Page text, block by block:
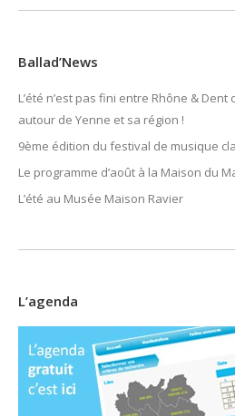
Ballad’News
L’été n’est pas fini entre Rhône & Dent
autour de Yenne et sa région !
9ème édition du festival de musique
Le programme d’août à la Maison du
L’été au Musée Maison Ravier
L’agenda